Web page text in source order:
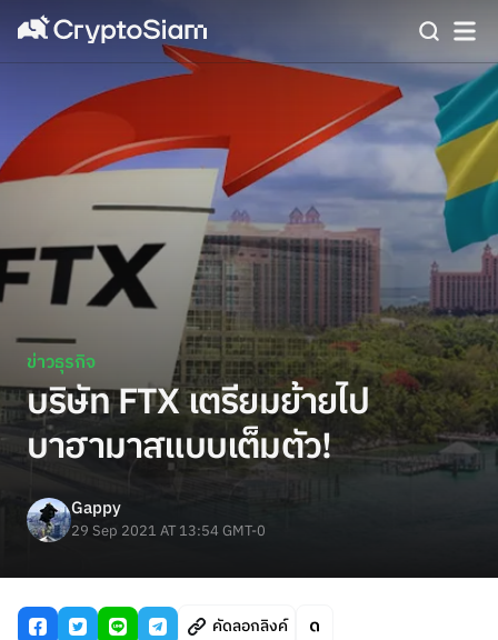
ข่าวธุรกิจ
บริษัท FTX เตรียมย้ายไป
บาฮามาสแบบเต็มตัว!
Gappy
29 Sep 2021 AT 13:54 GMT-0
คัดลอกลิงค์